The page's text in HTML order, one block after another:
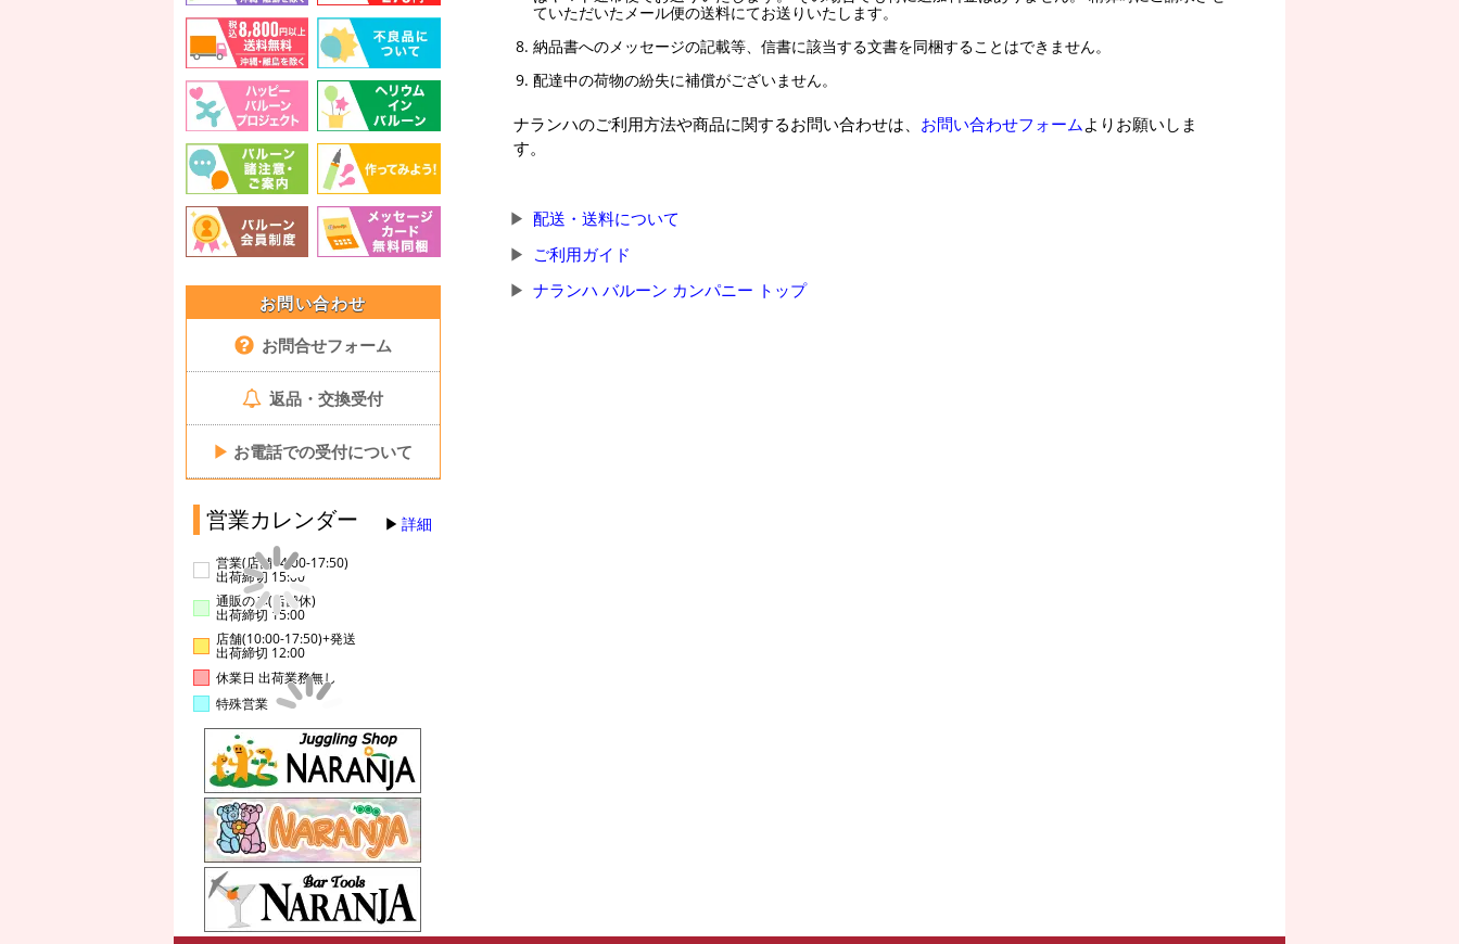
お問い合わせ
お問合せフォーム
返品・交換受付
▶ お電話での受付について
営業カレンダー 詳細
営業(店舗14:00-17:50)
出荷締切 15:00
通販のみ(店舗休)
出荷締切 15:00
店舗(10:00-17:50)+発送
出荷締切 12:00
休業日 出荷業務無し
特殊営業
ていただいたメール便の送料にてお送りいたします。
納品書へのメッセージの記載等、信書に該当する文書を同梱することはできません。
配達中の荷物の紛失に補償がございません。
ナランハのご利用方法や商品に関するお問い合わせは、 お問い合わせフォームよりお願いしま
す。
配送・送料について
ご利用ガイド
ナランハ バルーン カンパニー トップ